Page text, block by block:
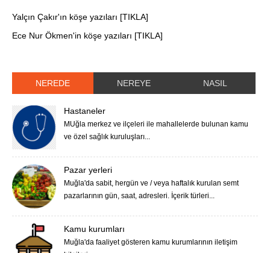
Yalçın Çakır'ın köşe yazıları [TIKLA]
Ece Nur Ökmen'in köşe yazıları [TIKLA]
NEREDE NEREYE NASIL
Hastaneler
MUğla merkez ve ilçeleri ile mahallelerde bulunan kamu
ve özel sağlık kuruluşları...
Pazar yerleri
Muğla'da sabit, hergün ve / veya haftalık kurulan semt
pazarlarının gün, saat, adresleri. İçerik türleri...
Kamu kurumları
Muğla'da faaliyet gösteren kamu kurumlarının iletişim